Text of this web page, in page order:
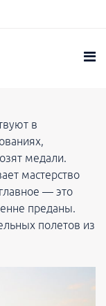
в
медали.
мастерство
— это
преданы.
полетов из